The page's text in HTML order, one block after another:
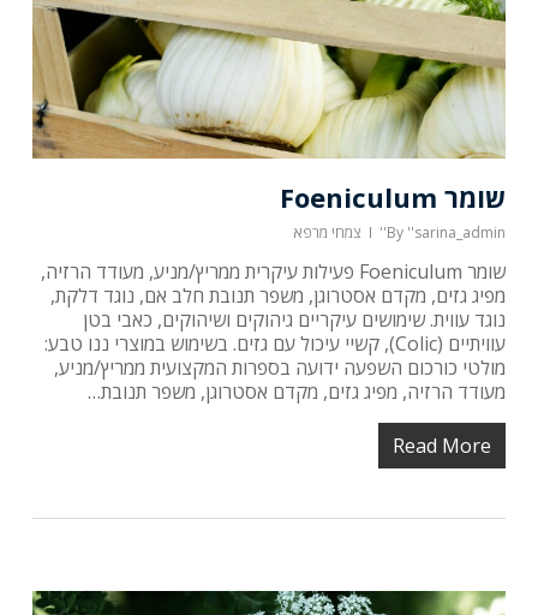
שומר Foeniculum
By ''sarina_admin'' צמחי מרפא
שומר Foeniculum פעילות עיקרית ממריץ/מניע, מעודד הרזיה,
מפיג גזים, מקדם אסטרוגן, משפר תנובת חלב אם, נוגד דלקת,
נוגד עווית. שימושים עיקריים גיהוקים ושיהוקים, כאבי בטן
עוויתיים (Colic), קשיי עיכול עם גזים. בשימוש במוצרי ננו טבע:
מולטי כורכום השפעה ידועה בספרות המקצועית ממריץ/מניע,
מעודד הרזיה, מפיג גזים, מקדם אסטרוגן, משפר תנובת…
Read More